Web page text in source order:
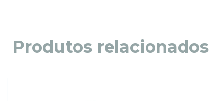
Produtos relacionados